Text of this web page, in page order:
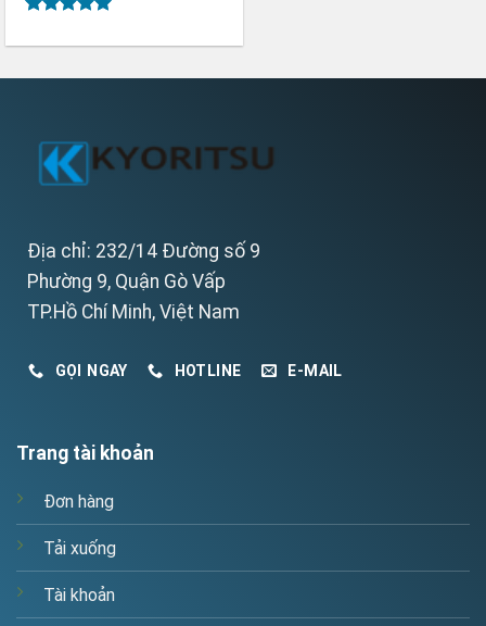
hạng55
Địa chỉ: 232/14 Đường số 9
Phường 9, Quận Gò Vấp
TP.Hồ Chí Minh, Việt Nam
GỌI NGAY HOTLINE E-MAIL
Trang tài khoản
Đơn hàng
Tải xuống
Tài khoản